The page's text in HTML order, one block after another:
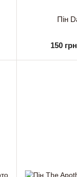
Пін
150 грн